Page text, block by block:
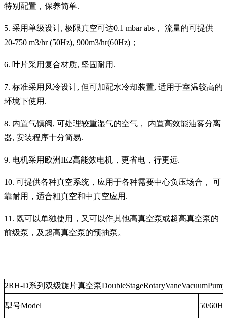
特别配置，保养简单.
5. 采用单级设计, 极限真空可达0.1 mbar abs ，
流量的可提供
20-750 m3/hr (50Hz), 900m3/hr(60Hz) ；
6. 叶片采用复合材质, 坚固耐用 .
7. 标准采用风冷设计, 但可加配水冷却装置, 适用于室温较高的
环境下使用 .
8. 内置气镇阀, 可处理较重湿气的空气，
内罝高效能油雾分离
器, 安装程序十分简易.
9. 电机采用欧洲IE2高能效电机，更省电，行更远.
10. 可提供各种真空系统，应用于各种需要中心负压场合，
可
靠耐用，适合粗真空和中真空应用 .
11. 既可以单独使用，又可以作其他高真空泵或超高真空泵的
前级泵，及超高真空泵的预抽泵。
2RH-D系列双级旋片真空泵DoubleStageRotaryVaneVacuumPump
型号Model 50/